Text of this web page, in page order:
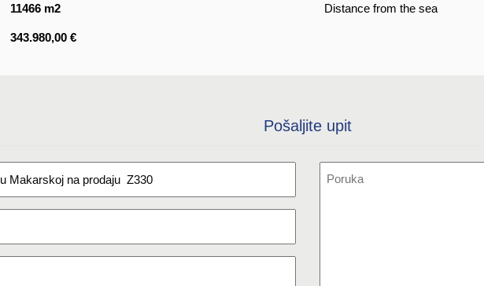
11466 m2
343.980,00 €
Distance from the sea
Pošaljite upit